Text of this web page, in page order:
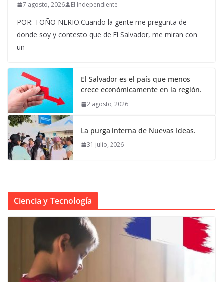
7 agosto, 2026 El Independiente
POR: TOÑO NERIO.Cuando la gente me pregunta de
donde soy y contesto que de El Salvador, me miran con
un
El Salvador es el país que menos
crece económicamente en la región.
2 agosto, 2026
La purga interna de Nuevas Ideas.
31 julio, 2026
Ciencia y Tecnología